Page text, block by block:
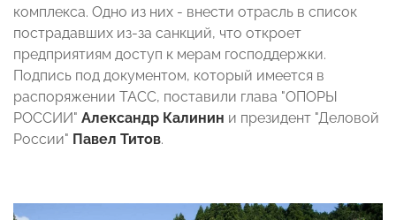
комплекса. Одно из них - внести отрасль в список
пострадавших из-за санкций, что откроет
предприятиям доступ к мерам господдержки.
Подпись под документом, который имеется в
распоряжении ТАСС, поставили глава "ОПОРЫ
РОССИИ" Александр Калинин и президент "Деловой
России" Павел Титов.